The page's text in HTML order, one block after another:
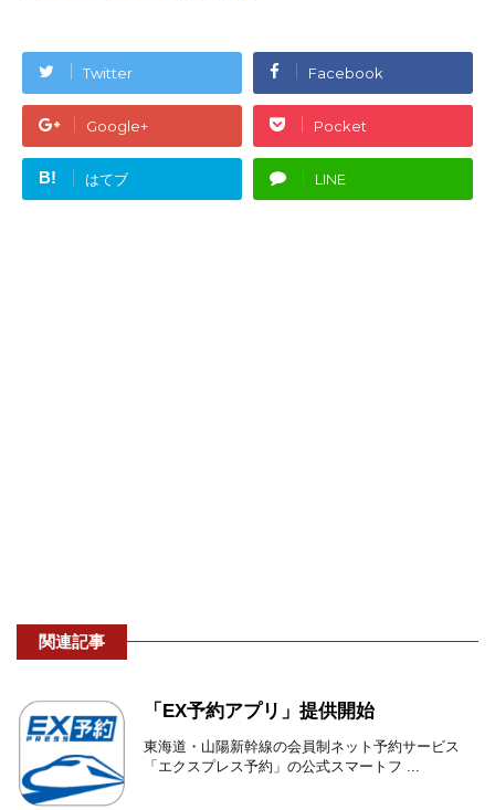
Twitter Facebook
Google+ Pocket
B! はてブ LINE
関連記事
「EX予約アプリ」提供開始
東海道・山陽新幹線の会員制ネット予約サービス
「エクスプレス予約」の公式スマートフ ...